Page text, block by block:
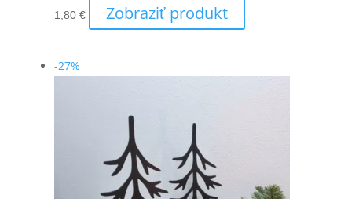
1,80 € Zobraziť produkt
-27%